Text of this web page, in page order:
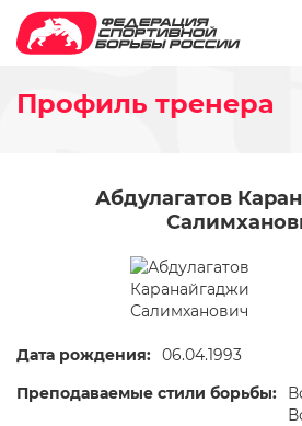
Профиль тренера
Абдулагатов
Дата рождения: 06.04.1993
Преподаваемые стили борьбы: